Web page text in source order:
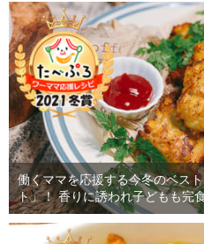
働くママを応援する今冬のベス
ト」！ 香りに誘われ子どもも完